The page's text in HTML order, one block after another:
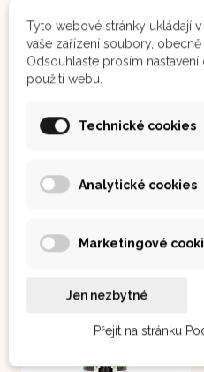
Jergon sacha – extrakt 50 ml
Na virové záškodníky
300 Kč
Tyto webové stránky ukládají
vaše zařízení soubory, obecně
Odsouhlaste prosím
použití webu.
Technické cookies
Analytické cookies
Marketingové
Jen nezbytné
Přejít na stránku